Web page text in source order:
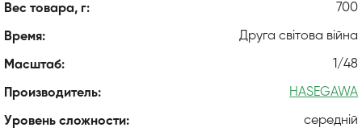
Вес товара, г: 700
Время: Друга світова війна
Масштаб: 1/48
Производитель: HASEGAWA
Уровень сложности: середній